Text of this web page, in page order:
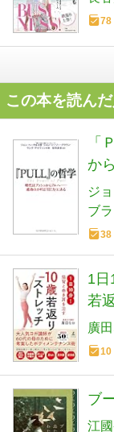
78
この本を読ん
「
か
に
ジ
ブ
38
1
若
廣
10
ブ
江